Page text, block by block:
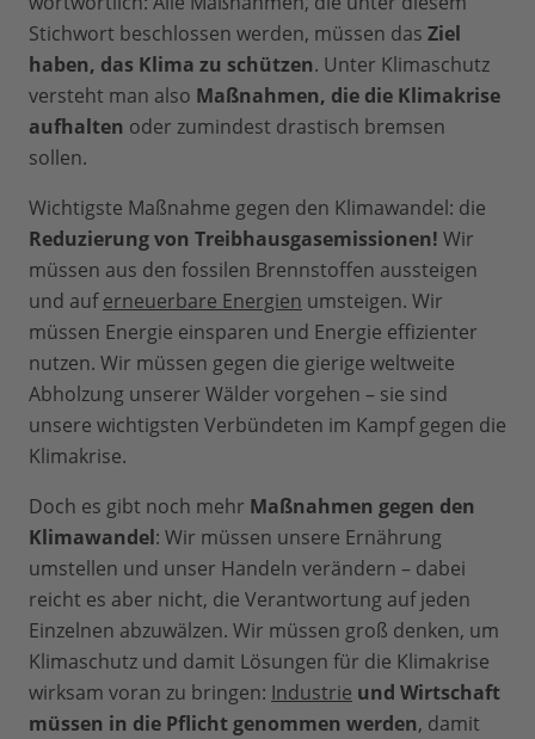
Stichwort beschlossen werden, müssen das Ziel
haben, das Klima zu schützen. Unter Klimaschutz
versteht man also Maßnahmen, die die Klimakrise
aufhalten oder zumindest drastisch bremsen
sollen.
Wichtigste Maßnahme gegen den Klimawandel: die
Reduzierung von Treibhausgasemissionen! Wir
müssen aus den fossilen Brennstoffen aussteigen
und auferneuerbare Energien umsteigen. Wir
müssen Energie einsparen und Energie effizienter
nutzen. Wir müssen gegen die gierige weltweite
Abholzung unserer Wälder vorgehen – sie sind
unsere wichtigsten Verbündeten im Kampf gegen die
Klimakrise.
Doch es gibt noch mehr Maßnahmen gegen den
Klimawandel: Wir müssen unsere Ernährung
umstellen und unser Handeln verändern – dabei
reicht es aber nicht, die Verantwortung auf jeden
Einzelnen abzuwälzen. Wir müssen groß denken, um
Klimaschutz und damit Lösungen für die Klimakrise
wirksam voran zu bringen: Industrie und Wirtschaft
müssen in die Pflicht genommen werden, damit